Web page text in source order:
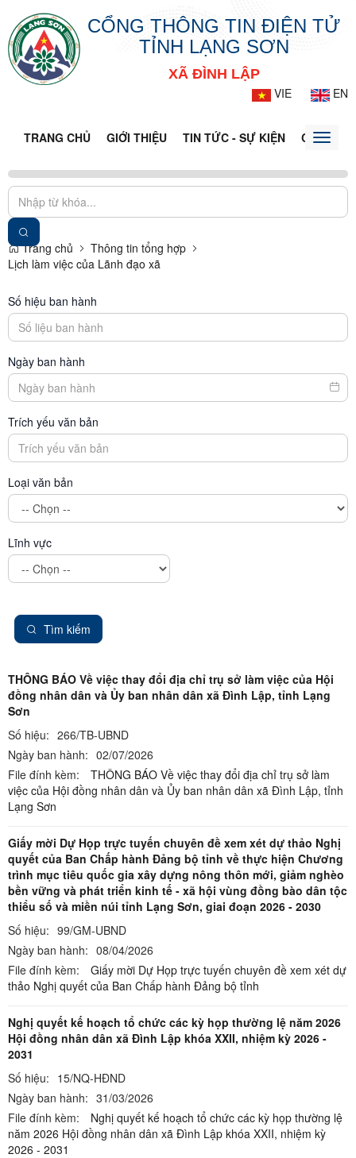
CỔNG THÔNG TIN ĐIỆN TỬ
TỈNH LẠNG SƠN
XÃ ĐÌNH LẬP
VIE
EN
TRANG CHỦ GIỚI THIỆU TIN TỨC - SỰ KIỆN CỔNGToggle
Trang chủ
Thông tin tổng hợp
Lịch làm việc của Lãnh đạo xã
Số hiệu ban hành
Ngày ban hành
Trích yếu văn bản
Loại văn bản
Lĩnh vực
Tìm kiếm
THÔNG BÁO Về việc thay đổi địa chỉ trụ sở làm việc của Hội
đồng nhân dân và Ủy ban nhân dân xã Đình Lập, tỉnh Lạng
Sơn
Số hiệu: 266/TB-UBND
Ngày ban hành: 02/07/2026
File đính kèm:
THÔNG BÁO Về việc thay đổi địa chỉ trụ sở làm
việc của Hội đồng nhân dân và Ủy ban nhân dân xã Đình Lập, tỉnh
Lạng Sơn
Giấy mời Dự Họp trực tuyến chuyên đề xem xét dự thảo Nghị
quyết của Ban Chấp hành Đảng bộ tỉnh về thực hiện Chương
trình mục tiêu quốc gia xây dựng nông thôn mới, giảm nghèo
bền vững và phát triển kinh tế - xã hội vùng đồng bào dân tộc
thiểu số và miền núi tỉnh Lạng Sơn, giai đoạn 2026 - 2030
Số hiệu: 99/GM-UBND
Ngày ban hành: 08/04/2026
File đính kèm:
Giấy mời Dự Họp trực tuyến chuyên đề xem xét dự
thảo Nghị quyết của Ban Chấp hành Đảng bộ tỉnh
Nghị quyết kế hoạch tổ chức các kỳ họp thường lệ năm 2026
Hội đồng nhân dân xã Đình Lập khóa XXII, nhiệm kỳ 2026 -
2031
Số hiệu: 15/NQ-HĐND
Ngày ban hành: 31/03/2026
File đính kèm:
Nghị quyết kế hoạch tổ chức các kỳ họp thường lệ
năm 2026 Hội đồng nhân dân xã Đình Lập khóa XXII, nhiệm kỳ
2026 - 2031